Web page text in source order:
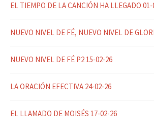
EL TIEMPO DE LA CANCIÓN HA LLEGADO
NUEVO NIVEL DE FÉ, NUEVO NIVEL DE
NUEVO NIVEL DE FÉ P2 15-02-26
LA ORACIÓN EFECTIVA 24-02-26
EL LLAMADO DE MOISÉS 17-02-26